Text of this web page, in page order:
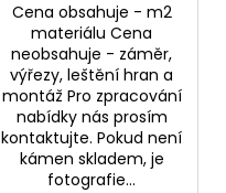
Cena obsahuje - m2
materiálu Cena
neobsahuje - záměr,
výřezy, leštění hran a
montáž Pro zpracování
nabídky nás prosím
kontaktujte. Pokud není
kámen skladem, je
fotografie...